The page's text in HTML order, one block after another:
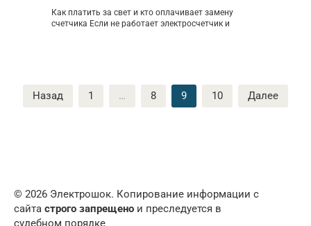
Как платить за свет и кто оплачивает замену
счетчика Если не работает электросчетчик и
Пагинация
записей
Назад 1 … 8 9 10 Далее
© 2026 Электрошок. Копирование информации с
сайта строго запрещено и преследуется в
судебном порядке